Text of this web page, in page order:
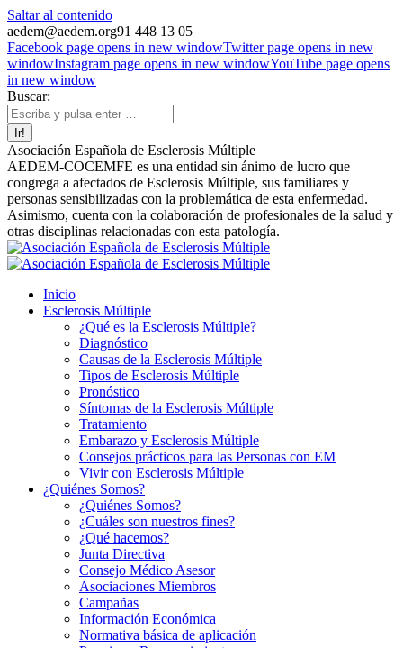
Saltar al contenido
aedem@aedem.org91 448 13 05
Facebook page opens in new windowTwitter page opens in new
windowInstagram page opens in new windowYouTube page opens
in new window
Buscar:
Asociación Española de Esclerosis Múltiple
AEDEM-COCEMFE es una entidad sin ánimo de lucro que
congrega a afectados de Esclerosis Múltiple, sus familiares y
personas sensibilizadas con la problemática de esta enfermedad.
Asimismo, cuenta con la colaboración de profesionales de la salud y
otras disciplinas relacionadas con esta patología.
Inicio
Esclerosis Múltiple
¿Qué es la Esclerosis Múltiple?
Diagnóstico
Causas de la Esclerosis Múltiple
Tipos de Esclerosis Múltiple
Pronóstico
Síntomas de la Esclerosis Múltiple
Tratamiento
Embarazo y Esclerosis Múltiple
Consejos prácticos para las Personas con EM
Vivir con Esclerosis Múltiple
¿Quiénes Somos?
¿Quiénes Somos?
¿Cuáles son nuestros fines?
¿Qué hacemos?
Junta Directiva
Consejo Médico Asesor
Asociaciones Miembros
Campañas
Información Económica
Normativa básica de aplicación